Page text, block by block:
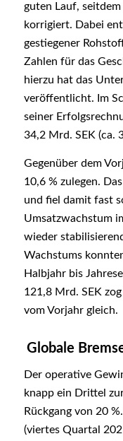
guten Lauf,
korrigiert. Dabei
gestiegener
Zahlen für das
hierzu hat das
veröffentlicht. Im
seiner
34,2 Mrd. SEK (ca.
Gegenüber dem
10,6 % zulegen.
und fiel damit fast
Umsatzwachstum
wieder
Wachstums
Halbjahr bis
121,8 Mrd. SEK
vom Vorjahr gleich.
Globale
Der operative
knapp ein Drittel
Rückgang von 20
(viertes Quartal